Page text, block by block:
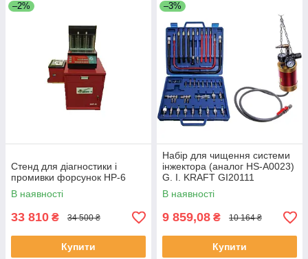
–2%
Стенд для діагностики і
промивки форсунок HP-6
В наявності
33 810 ₴ 34 500 ₴
Купити
–3%
Набір для чищення системи
інжектора (аналог HS-A0023)
G. I. KRAFT GI20111
(Німеччина/Китай)
В наявності
9 859,08 ₴ 10 164 ₴
Купити